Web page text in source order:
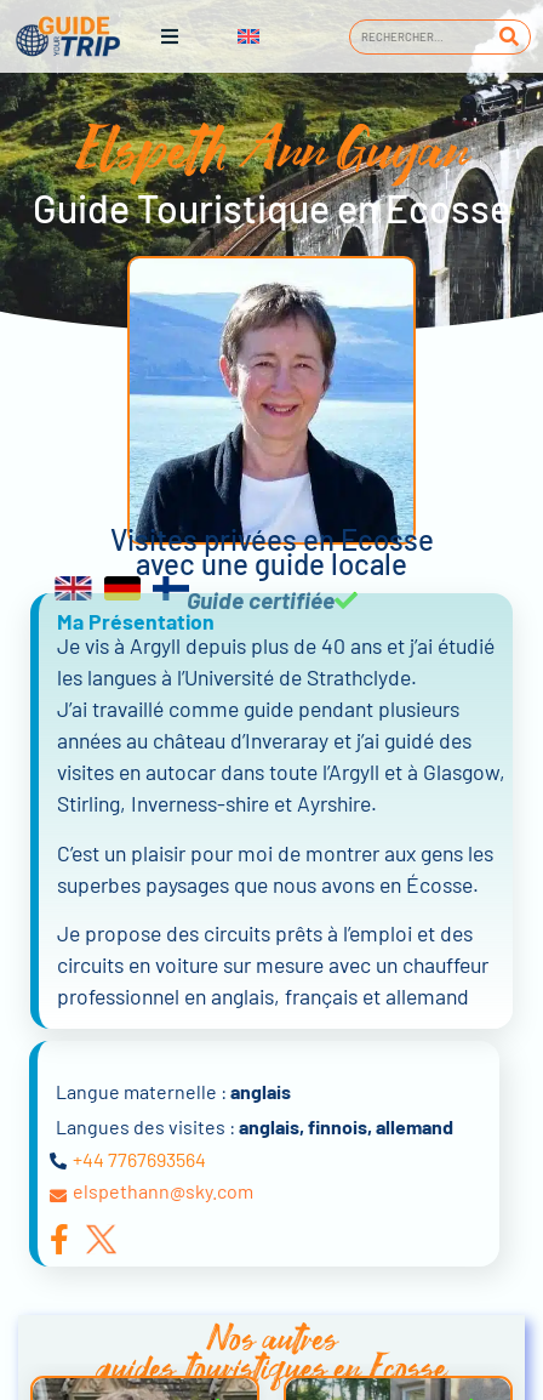
Elspeth Ann Guyan
Guide Touristique en Ecosse
Visites privées en Ecosse
avec une guide locale
Guide certifiée
Ma Présentation
Je vis à Argyll depuis plus de 40 ans et j’ai étudié
les langues à l’Université de Strathclyde.
J’ai travaillé comme guide pendant plusieurs
années au château d’Inveraray et j’ai guidé des
visites en autocar dans toute l’Argyll et à Glasgow,
Stirling, Inverness-shire et Ayrshire.
C’est un plaisir pour moi de montrer aux gens les
superbes paysages que nous avons en Écosse.
Je propose des circuits prêts à l’emploi et des
circuits en voiture sur mesure avec un chauffeur
professionnel en anglais, français et allemand
Langue maternelle : anglais
Langues des visites : anglais, finnois, allemand
+44 7767693564
elspethann@sky.com
Nos autres
guides touristiques en Ecosse